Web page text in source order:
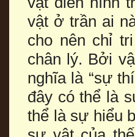
vật ở trần ai
cho nên chỉ
chân lý. Bởi
nghĩa là “sự
đây có thể là
thể là sự hiểu